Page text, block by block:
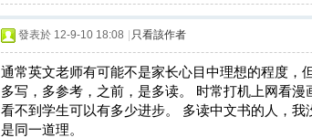
發表於 12-9-10 18:08 只看該作者
通常英文老师有可能不是家长心目中理想的程度，
多写，多参考，之前，是多读。 时常打机上网看
看不到学生可以有多少进步。 多读中文书的人，
是同一道理。